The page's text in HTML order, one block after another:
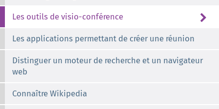
Les outils de visio-conférence
Les applications permettant de créer une réunion
Distinguer un moteur de recherche et un navigateur
web
Connaître Wikipedia